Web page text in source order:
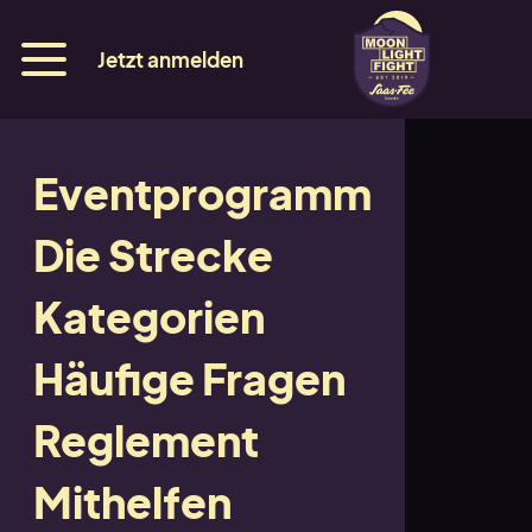
Jetzt anmelden
Eventprogramm
Die Strecke
Kategorien
Häufige Fragen
Reglement
Mithelfen
Amber
Zurück